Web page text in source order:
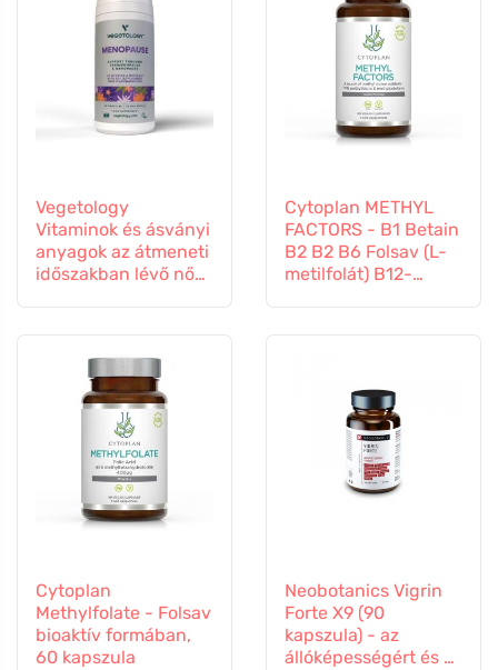
Vegetology
Vitaminok és ásványi
anyagok az átmeneti
időszakban lévő nők
Cytoplan METHYL
FACTORS - B1 Betain
B2 B2 B6 Folsav (L-
metilfolát) B12-
Cytoplan
Methylfolate - Folsav
bioaktív formában,
60 kapszula
Neobotanics Vigrin
Forte X9 (90
kapszula) - az
állóképességért és a